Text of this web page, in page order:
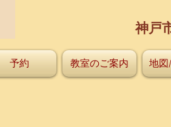
神戸
予約 教室のご案内 地図